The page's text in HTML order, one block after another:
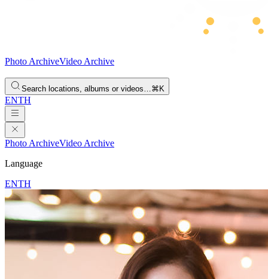
Photo ArchiveVideo Archive
Search locations, albums or videos…⌘K
ENTH
Photo ArchiveVideo Archive
Language
ENTH